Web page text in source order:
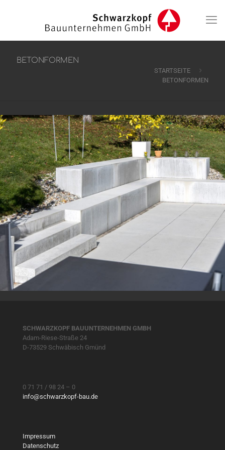
BETONFORMEN
STARTSEITE
BETONFORMEN
SCHWARZKOPF BAUUNTERNEHMEN GMBH
Adam-Riese-Straße 24
D-73529 Schwäbisch Gmünd
0 71 71 / 98 24 – 0
info@schwarzkopf-bau.de
Impressum
Datenschutz